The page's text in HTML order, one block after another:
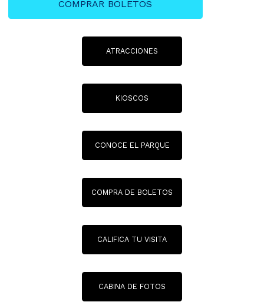
COMPRAR BOLETOS
ATRACCIONES
KIOSCOS
CONOCE EL PARQUE
COMPRA DE BOLETOS
CALIFICA TU VISITA
CABINA DE FOTOS